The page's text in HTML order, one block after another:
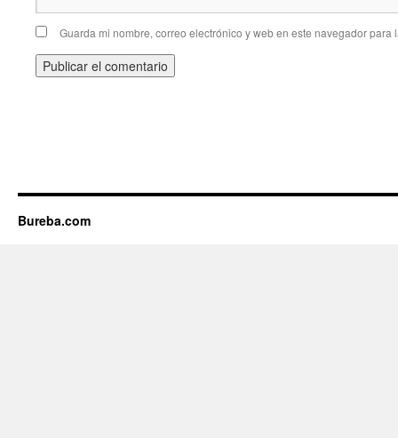
Guarda mi nombre, correo electrónico y web en este navegador para
Bureba.com